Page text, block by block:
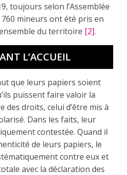
toujours selon l’Assemblée
mineurs ont été pris en
du territoire [2].
L’ACCUEIL
que leurs papiers soient
puissent faire valoir la
droits, celui d’être mis à
Dans les faits, leur
contestée. Quand il
de leurs papiers, le
contre eux et
avec la déclaration des